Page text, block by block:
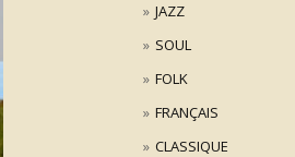
JAZZ
SOUL
FOLK
FRANÇAIS
CLASSIQUE